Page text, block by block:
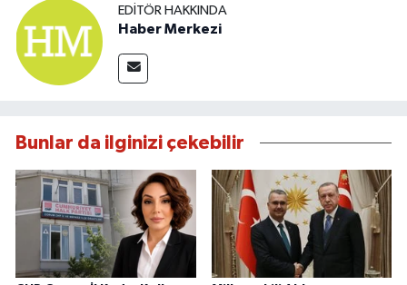
EDITÖR HAKKINDA
Haber Merkezi
Bunlar da ilginizi çekebilir